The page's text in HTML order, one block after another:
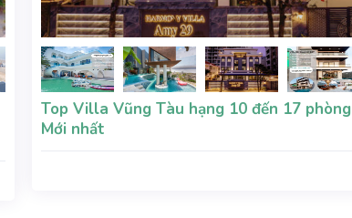
Top Villa Vũng Tàu hạng 10 đến 17 phòng
Mới nhất